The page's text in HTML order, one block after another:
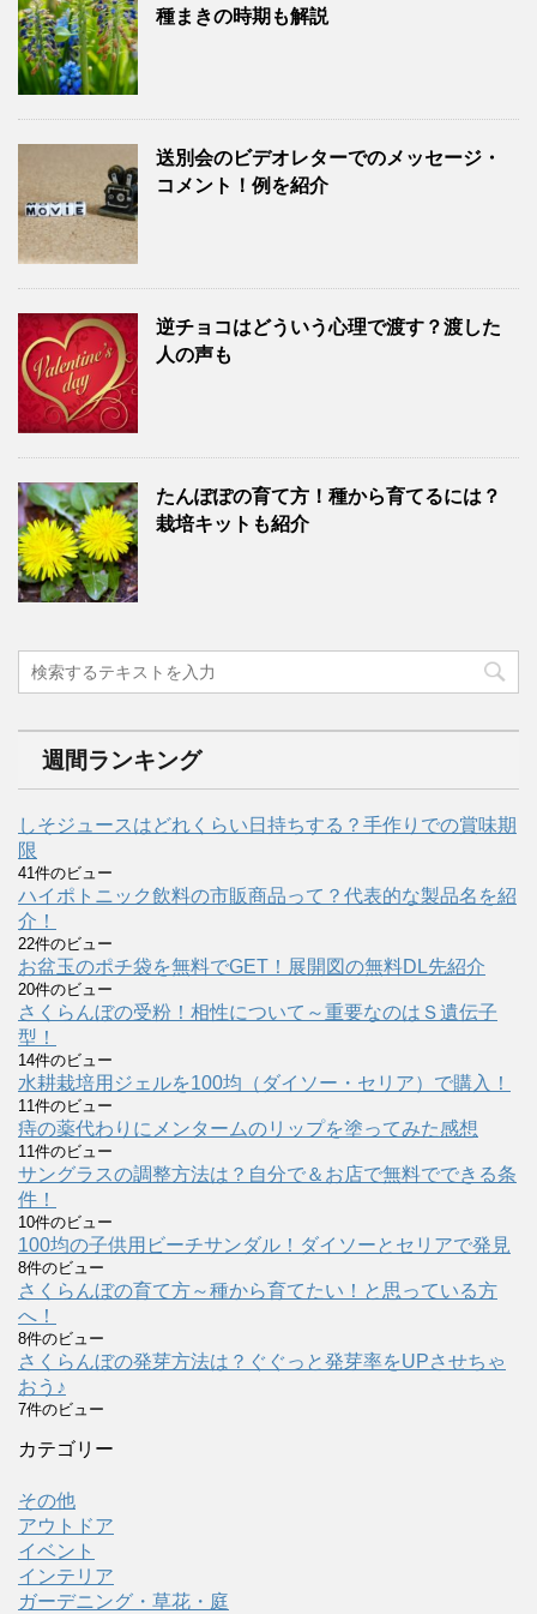
種まきの時期も解説
送別会のビデオレターでのメッセージ・
コメント！例を紹介
逆チョコはどういう心理で渡す？渡した
人の声も
たんぽぽの育て方！種から育てるには？
栽培キットも紹介
週間ランキング
しそジュースはどれくらい日持ちする？手作りでの賞味期
限
41件のビュー
ハイポトニック飲料の市販商品って？代表的な製品名を紹
介！
22件のビュー
お盆玉のポチ袋を無料でGET！展開図の無料DL先紹介
20件のビュー
さくらんぼの受粉！相性について～重要なのはＳ遺伝子
型！
14件のビュー
水耕栽培用ジェルを100均（ダイソー・セリア）で購入！
11件のビュー
痔の薬代わりにメンタームのリップを塗ってみた感想
11件のビュー
サングラスの調整方法は？自分で＆お店で無料でできる条
件！
10件のビュー
100均の子供用ビーチサンダル！ダイソーとセリアで発見
8件のビュー
さくらんぼの育て方～種から育てたい！と思っている方
へ！
8件のビュー
さくらんぼの発芽方法は？ぐぐっと発芽率をUPさせちゃ
おう♪
7件のビュー
カテゴリー
その他
アウトドア
イベント
インテリア
ガーデニング・草花・庭